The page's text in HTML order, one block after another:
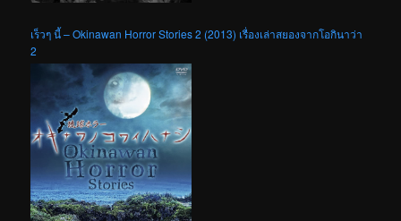
เร็วๆ นี้ – Okinawan Horror Stories 2 (2013) เรื่องเล่าสยองจากโอกินาว่า
2